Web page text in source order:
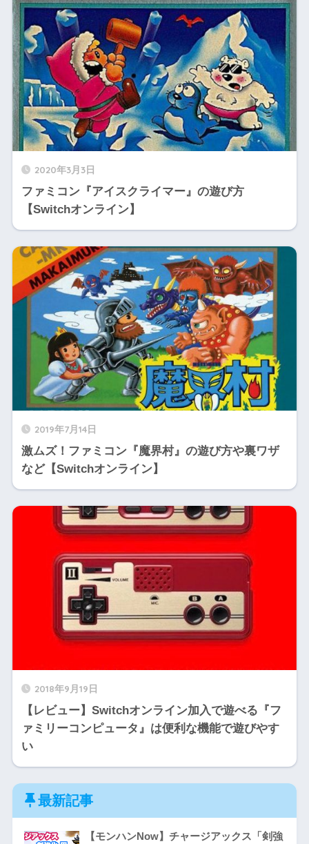
2020年3月3日
ファミコン『アイスクライマー』の遊び方
【Switchオンライン】
2019年7月14日
激ムズ！ファミコン『魔界村』の遊び方や裏ワザ
など【Switchオンライン】
2018年9月19日
【レビュー】Switchオンライン加入で遊べる『フ
ァミリーコンピュータ』は便利な機能で遊びやす
い
最新記事
【モンハンNow】チャージアックス「剣強